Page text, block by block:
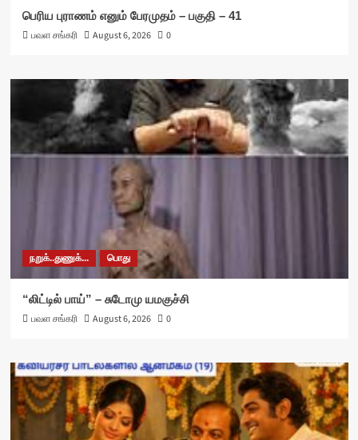
பெரிய புராணம் எனும் பேரமுதம் – பகுதி – 41
பவள சங்கரி
August 6, 2026 0
நறுக்..துணுக்... பொது
“லிட்டில் பாய்” – சுடோமு யமகுச்சி
பவள சங்கரி
August 6, 2026 0